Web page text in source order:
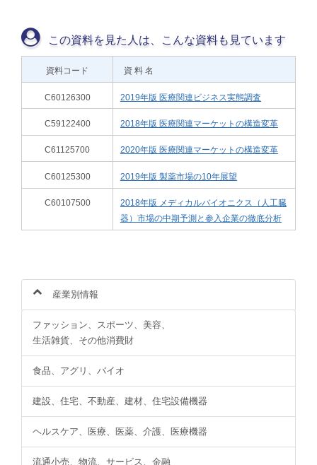
この資料を見た人は、こんな資料も見ています
資料コード 資 料 名
C60126300 2019年版 医療関連ビジネス実態調査
C59122400 2018年版 医療関連マーケットの構造変革
C61125700 2020年版 医療関連マーケットの構造変革
C60125300 2019年版 製薬市場の10年展望
C60107500
2018年版 メディカルバイオニクス（人工臓
器）市場の中期予測と参入企業の徹底分析
産業別情報
ファッション、スポーツ、美容、
生活雑貨、その他消費財
食品、アグリ、バイオ
建設、住宅、不動産、建材、住宅設備機器
ヘルスケア、医療、医薬、介護、医療機器
流通小売、物流、サービス、金融